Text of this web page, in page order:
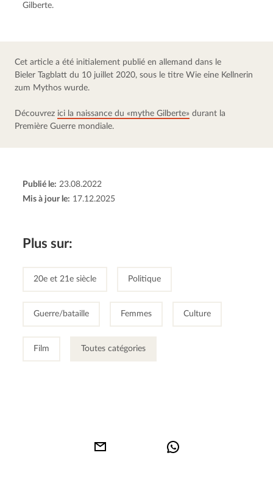
Gilberte.
Cet article a été initialement publié en allemand dans le
Bieler Tagblatt du 10 juillet 2020, sous le titre Wie eine Kellnerin
zum Mythos wurde.
Découvrez ici la naissance du «mythe Gilberte» durant la
Première Guerre mondiale.
Publié le: 23.08.2022
Mis à jour le: 17.12.2025
Plus sur:
20e et 21e siècle Politique
Guerre/bataille Femmes Culture
Film Toutes catégories